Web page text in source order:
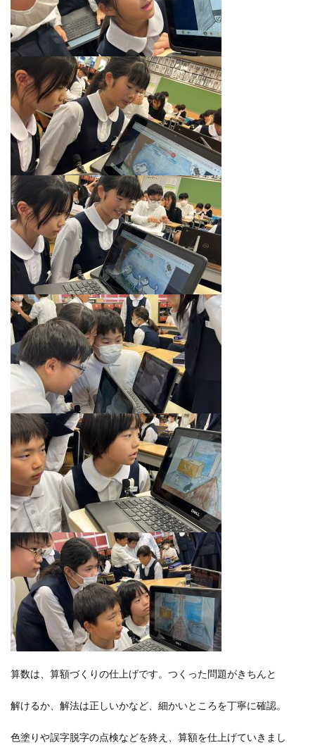
算数は、算額づくりの仕上げです。つくった問題がきちんと
解けるか、解法は正しいかなど、細かいところを丁寧に確認。
色塗りや誤字脱字の点検などを終え、算額を仕上げていきまし